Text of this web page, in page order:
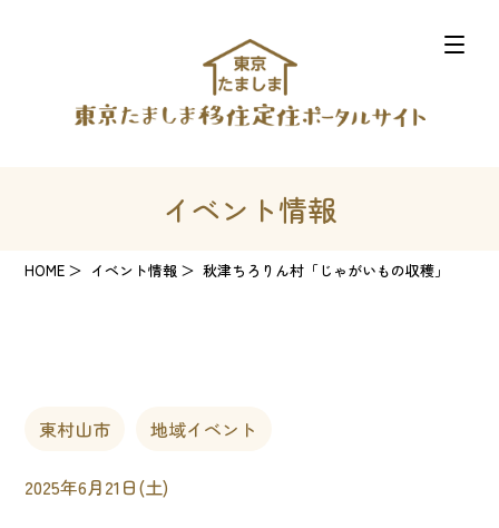
イベント情報
HOME イベント情報 秋津ちろりん村「じゃがいもの収穫」
東村山市 地域イベント
2025年6月21日(土)